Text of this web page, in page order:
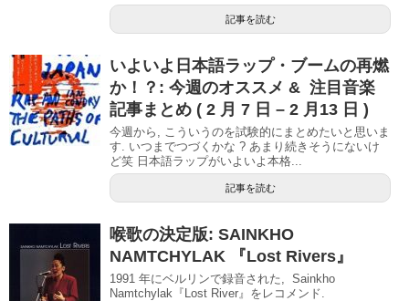
記事を読む
いよいよ日本語ラップ・ブームの再燃
か！？: 今週のオススメ & 注目音楽
記事まとめ ( 2 月 7 日 – 2 月13 日 )
今週から, こういうのを試験的にまとめたいと思いま
す. いつまでつづくかな ? あまり続きそうにないけ
ど笑 日本語ラップがいよいよ本格...
記事を読む
喉歌の決定版: SAINKHO
NAMTCHYLAK 『Lost Rivers』
1991 年にベルリンで録音された, Sainkho
Namtchylak『Lost River』をレコメンド.